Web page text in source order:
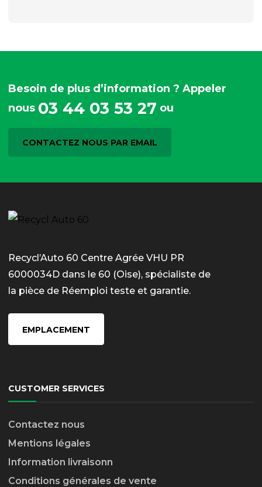
Besoin de plus d’information ? Appeler
nous 03 44 03 53 27 ou
CONTACTEZ NOUS PAR EMAIL
Recycl’Auto 60 Centre Agrée VHU PR
6000034D dans le 60 (Oise), spécialiste de
la pièce de Réemploi teste et garantie.
EMPLACEMENT
CUSTOMER SERVICES
Contactez nous
Mentions légales
Information livraisonn
Conditions générales de vente